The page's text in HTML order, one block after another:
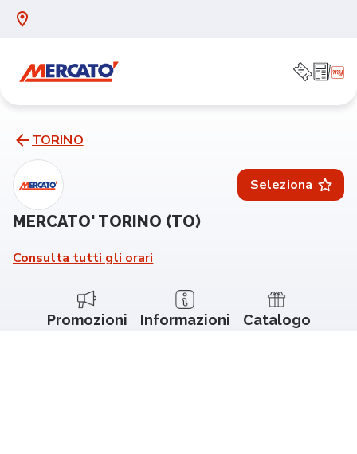
TORINO
Seleziona
MERCATO' TORINO (TO)
Consulta tutti gli orari
Promozioni Informazioni Catalogo